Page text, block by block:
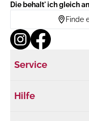
Die behalt' ich gleich an
Finde
Service
Hilfe